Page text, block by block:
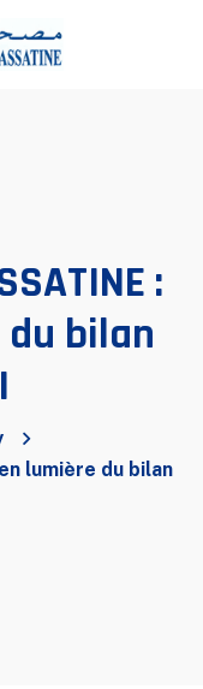
:
bilan
lumière du bilan